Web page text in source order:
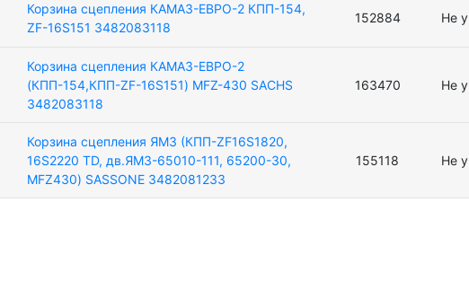
Корзина сцепления КАМАЗ-ЕВРО-2 КПП-154,
ZF-16S151 3482083118
152884 Не
Корзина сцепления КАМАЗ-ЕВРО-2
(КПП-154,КПП-ZF-16S151) MFZ-430 SACHS
3482083118
163470 Не
Корзина сцепления ЯМЗ (КПП-ZF16S1820,
16S2220 TD, дв.ЯМЗ-65010-111, 65200-30,
MFZ430) SASSONE 3482081233
155118 Не